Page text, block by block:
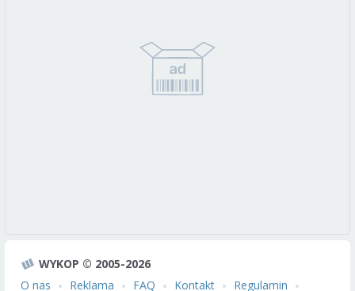
WYKOP © 2005-2026
O nas
Reklama FAQ Kontakt
Regulamin